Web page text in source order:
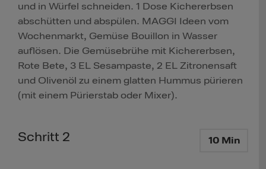
und in Würfel schneiden. 1 Dose Kichererbsen
abschütten und abspülen. MAGGI Ideen vom
Wochenmarkt, Gemüse Bouillon in Wasser
auflösen. Die Gemüsebrühe mit Kichererbsen,
Rote Bete, 3 EL Sesampaste, 2 EL Zitronensaft
und Olivenöl zu einem glatten Hummus pürieren
(mit einem Pürierstab oder Mixer).
Schritt 2 10 Min